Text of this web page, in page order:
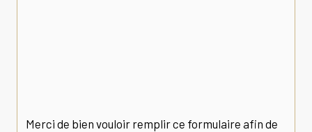
Merci de bien vouloir remplir ce formulaire afin de